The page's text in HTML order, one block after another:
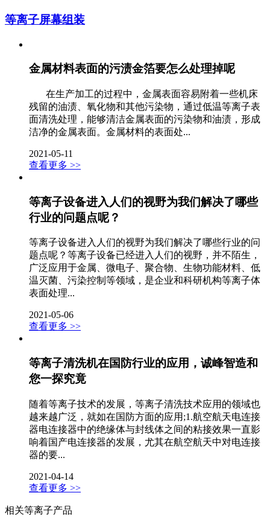
等离子屏幕组装
金属材料表面的污渍金箔要怎么处理掉呢
在生产加工的过程中，金属表面容易附着一些机床
残留的油渍、氧化物和其他污染物，通过低温等离子表
面清洗处理，能够清洁金属表面的污染物和油渍，形成
洁净的金属表面。金属材料的表面处...
2021-05-11
查看更多 >>
等离子设备进入人们的视野为我们解决了哪些
行业的问题点呢？
等离子设备进入人们的视野为我们解决了哪些行业的问
题点呢？等离子设备已经进入人们的视野，并不陌生，
广泛应用于金属、微电子、聚合物、生物功能材料、低
温灭菌、污染控制等领域，是企业和科研机构等离子体
表面处理...
2021-05-06
查看更多 >>
等离子清洗机在国防行业的应用，诚峰智造和
您一探究竟
随着等离子技术的发展，等离子清洗技术应用的领域也
越来越广泛，就如在国防方面的应用;1.航空航天电连接
器电连接器中的绝缘体与封线体之间的粘接效果一直影
响着国产电连接器的发展，尤其在航空航天中对电连接
器的要...
2021-04-14
查看更多 >>
相关等离子产品